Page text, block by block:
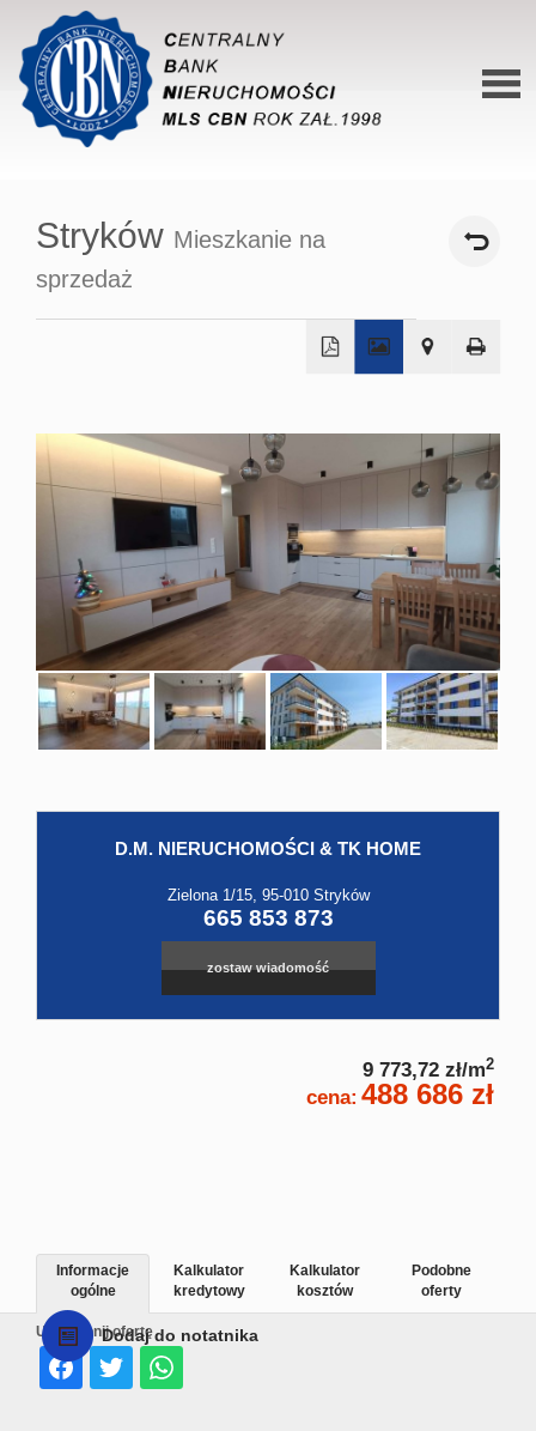
O
Hale
Stryków Mieszkanie na
sprzedaż
−
D.M. NIERUCHOMOŚCI & TK HOME
Zielona 1/15, 95-010 Stryków
665 853 873
zostaw wiadomość
9 773,72 zł/m2
cena: 488 686 zł
Dodaj do notatnika
Udostępnij ofertę
Informacje
ogólne
Kalkulator
kredytowy
Kalkulator
kosztów
Podobne
oferty